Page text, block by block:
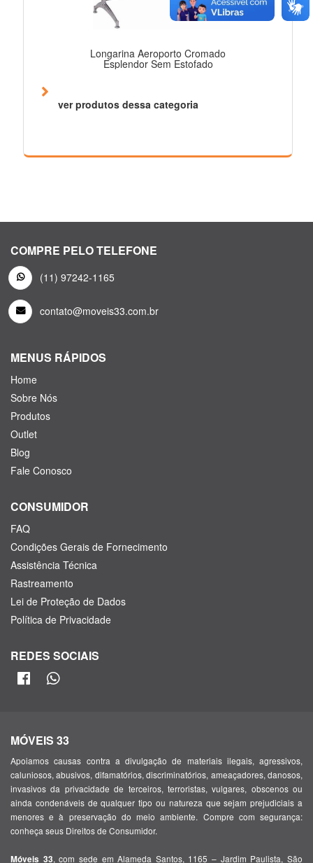
Longarina Aeroporto Cromado
Esplendor Sem Estofado
ver produtos dessa categoria
COMPRE PELO TELEFONE
(11) 97242-1165
contato@moveis33.com.br
MENUS RÁPIDOS
Home
Sobre Nós
Produtos
Outlet
Blog
Fale Conosco
CONSUMIDOR
FAQ
Condições Gerais de Fornecimento
Assistência Técnica
Rastreamento
Lei de Proteção de Dados
Política de Privacidade
REDES SOCIAIS
MÓVEIS 33
Apoiamos causas contra a divulgação de materiais ilegais, agressivos,
caluniosos, abusivos, difamatórios, discriminatórios, ameaçadores, danosos,
invasivos da privacidade de terceiros, terroristas, vulgares, obscenos ou
ainda condenáveis de qualquer tipo ou natureza que sejam prejudiciais a
menores e à preservação do meio ambiente. Compre com segurança:
conheça seus Direitos de Consumidor.
Móveis 33, com sede em Alameda Santos, 1165 – Jardim Paulista, São